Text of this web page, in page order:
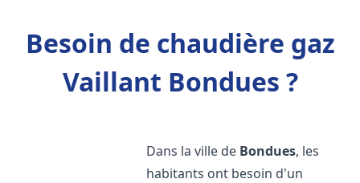
Besoin de chaudière gaz
Vaillant Bondues ?
Dans la ville de Bondues, les
habitants ont besoin d'un